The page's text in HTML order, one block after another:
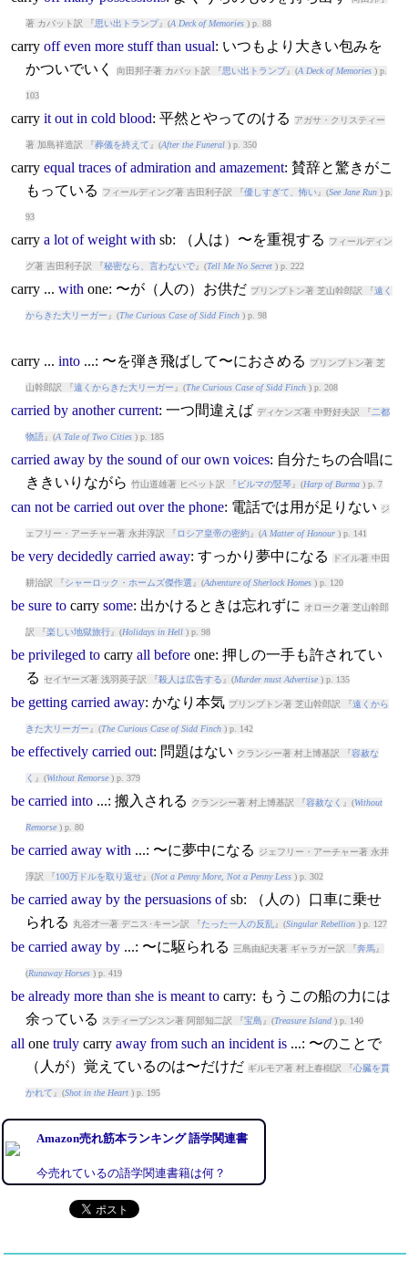
著 カバット訳 『思い出トランプ』(A Deck of Memories) p. 88
carry off even more stuff than usual: いつもより大きい包みを
かついでいく
向田邦子著 カバット訳 『思い出トランプ』(A Deck of Memories) p.
103
carry it out in cold blood: 平然とやってのける アガサ・クリスティー
著 加島祥造訳 『葬儀を終えて 』(After the Funeral) p. 350
carry equal traces of admiration and amazement: 賛辞と驚きがこ
もっている
フィールディング著 吉田利子訳 『優しすぎて、怖い』(See Jane Run) p.
93
carry a lot of weight with sb: （人は）〜を重視する フィールディン
グ著 吉田利子訳 『秘密なら、言わないで』(Tell Me No Secret) p. 222
carry... with one: 〜が（人の）お供だ プリンプトン著 芝山幹郎訳 『遠く
からきた大リーガー 』(The Curious Case of Sidd Finch) p. 98
carry... into...: 〜を弾き飛ばして〜におさめる プリンプトン著 芝
山幹郎訳 『遠くからきた大リーガー 』(The Curious Case of Sidd Finch) p. 208
carried by another current: 一つ間違えば ディケンズ著 中野好夫訳 『二都
物語』(A Tale of Two Cities) p. 185
carried away by the sound of our own voices: 自分たちの合唱に
ききいりながら 竹山道雄著 ヒベット訳 『 ビルマの竪琴』(Harp of Burma) p. 7
can not be carried out over the phone: 電話では用が足りない ジ
ェフリー・アーチャー著 永井淳訳 『 ロシア皇帝の密約』(A Matter of Honour) p. 141
be very decidedly carried away: すっかり夢中になる ドイル著 中田
耕治訳 『シャーロック・ホームズ傑作選 』(Adventure of Sherlock Homes) p. 120
be sure to carry some: 出かけるときは忘れずに オローク著 芝山幹郎
訳 『楽しい地獄旅行』(Holidays in Hell) p. 98
be privileged to carry all beforeone: 押しの一手も許されてい
る
セイヤーズ著 浅羽莢子訳 『殺人は広告する 』(Murder must Advertise) p. 135
be getting carried away: かなり本気 プリンプトン著 芝山幹郎訳 『遠くから
きた大リーガー 』(The Curious Case of Sidd Finch) p. 142
be effectively carried out: 問題はない クランシー著 村上博基訳 『容赦な
く 』(Without Remorse) p. 379
be carried into...: 搬入される クランシー著 村上博基訳 『容赦なく 』(Without
Remorse) p. 80
be carried away with ...: 〜に夢中になる ジェフリー・アーチャー著 永井
淳訳 『100万ドルを取り返せ』(Not a Penny More, Not a Penny Less) p. 302
be carried away by the persuasions ofsb: （人の）口車に乗せ
られる
丸谷才一著 デニス･キーン訳 『たった一人の反乱 』(Singular Rebellion) p. 127
be carried away by...: 〜に駆られる 三島由紀夫著 ギャラガー訳 『奔馬』
(Runaway Horses) p. 419
be already more than she is meant to carry: もうこの船の力には
余っている
スティーブンスン著 阿部知二訳 『宝島 』(Treasure Island) p. 140
all one truly carry away from such an incident is...: 〜のことで
（人が）覚えているのは〜だけだ ギルモア著 村上春樹訳 『心臓を貫
かれて 』(Shot in the Heart) p. 195
Amazon売れ筋本ランキング 語学関連書
今売れているの語学関連書籍は何？